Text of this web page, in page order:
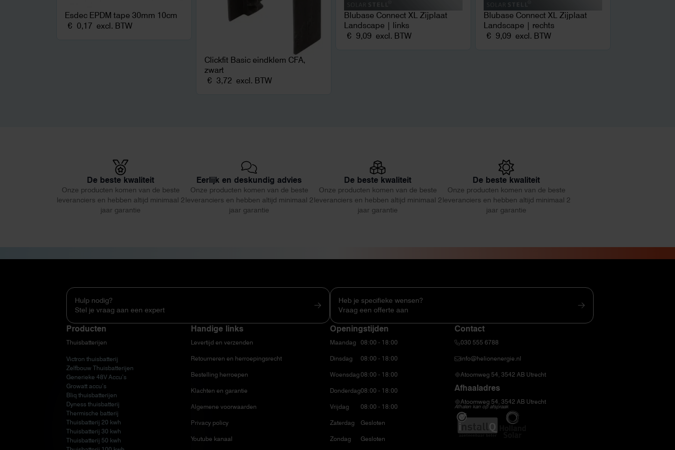
Esdec EPDM tape 30mm 10cm
€ 0,17 excl. BTW
Clickfit Basic eindklem CFA,
zwart
€ 3,72 excl. BTW
Blubase Connect XL Zijplaat
Landscape | links
€ 9,09 excl. BTW
Blubase Connect XL Zijplaat
Landscape | rechts
€ 9,09 excl. BTW
De beste kwaliteit
Onze producten komen van de beste
leveranciers en hebben altijd minimaal 2
jaar garantie
Eerlijk en deskundig advies
Onze producten komen van de beste
leveranciers en hebben altijd minimaal 2
jaar garantie
De beste kwaliteit
Onze producten komen van de beste
leveranciers en hebben altijd minimaal 2
jaar garantie
De beste kwaliteit
Onze producten komen van de beste
leveranciers en hebben altijd minimaal 2
jaar garantie
Hulp nodig?
Stel je vraag aan een expert
Producten
Thuisbatterijen
Victron thuisbatterij
Zelfbouw Thuisbatterijen
Generieke 48V Accu’s
Growatt accu’s
Bliq thuisbatterijen
Dyness thuisbatterij
Thermische batterij
Thuisbatterij 20 kwh
Thuisbatterij 30 kwh
Thuisbatterij 50 kwh
Handige links
Levertijd en verzenden
Retourneren en herroepingsrecht
Bestelling herroepen
Klachten en garantie
Algemene voorwaarden
Privacy policy
Youtube kanaal
Heb je specifieke wensen?
Vraag een offerte aan
Openingstijden
Maandag
Dinsdag
Woensdag
Donderdag
Vrijdag
Zaterdag
Zondag
08:00 - 18:00
08:00 - 18:00
08:00 - 18:00
08:00 - 18:00
08:00 - 18:00
Gesloten
Gesloten
Contact
030 555 6788
info@helionenergie.nl
Atoomweg 54, 3542 AB Utrecht
Afhaaladres
Atoomweg 54, 3542 AB Utrecht
Afhalen kan op afspraak